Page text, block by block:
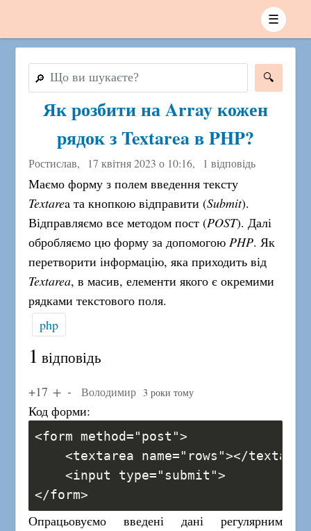
☰
🔎
Як розбити на Array кожен
рядок з Textarea в PHP?
Ростислав, 17 квітня 2023 о 10:16, 1 відповідь
Маємо форму з полем введення тексту
Textarea та кнопкою відправити (Submit).
Відправляємо все методом пост (POST). Далі
обробляємо цю форму за допомогоюPHP. Як
перетворити інформацію, яка приходить від
Textarea, в масив, елементи якого є окремими
рядками текстового поля.
php
1 відповідь
+17 Володимир 3 роки тому
Код форми:
<form method="post">
<textarea name="rows"></
    <input type="submit">
</form>
Опрацьовуємо введені дані регулярним